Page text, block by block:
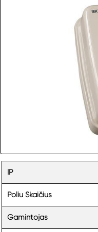
IP
Poliu Skaičius
Gamintojas